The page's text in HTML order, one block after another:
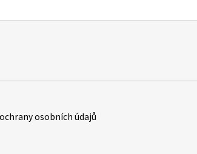
osobních údajů